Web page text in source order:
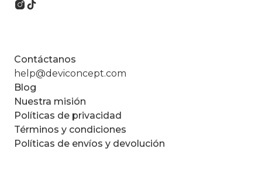
Contáctanos
help@deviconcept.com
Blog
Nuestra misión
Políticas de privacidad
Términos y condiciones
Políticas de envíos y devolución